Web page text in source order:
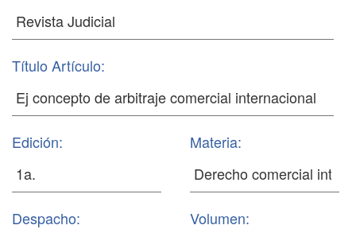
Título Artículo:
Edición: Materia:
Despacho: Volumen: